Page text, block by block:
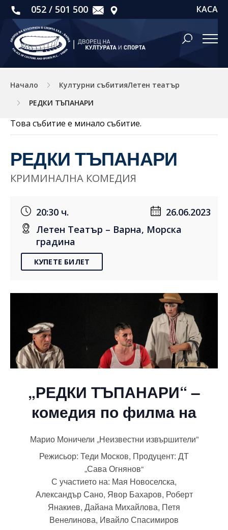
052 / 501 500 КАСА
Начало
Културни събитияЛетен театър
РЕДКИ ТЪПАНАРИ
Това събитие е минало събитие.
РЕДКИ ТЪПАНАРИ
КРИМИНАЛНА КОМЕДИЯ
20:30 ч.
26.06.2023
Летен Театър – Варна, Морска
градина
КУПЕТЕ БИЛЕТ
„РЕДКИ ТЪПАНАРИ“ –
комедия по филма на
Марио Моничели „Неизвестни извършители”
Режисьор: Теди Москов, Продуцент: ДТ
„Сава Огнянов“
С участието на: Мая Новоселска,
Александър Сано, Явор Бахаров, Роберт
Янакиев, Дайана Михайлова, Петя
Венелинова, Ивайло Спасимиров